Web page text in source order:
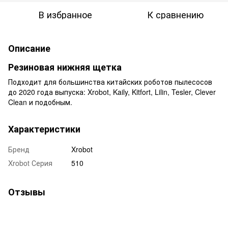
В избранное К сравнению
Описание
Резиновая нижняя щетка
Подходит для большинства китайских роботов пылесосов
до 2020 года выпуска: Xrobot, Kaily, Kitfort, Lilin, Tesler, Clever
Clean и подобным.
Характеристики
Бренд
Xrobot
Xrobot Серия
510
Отзывы